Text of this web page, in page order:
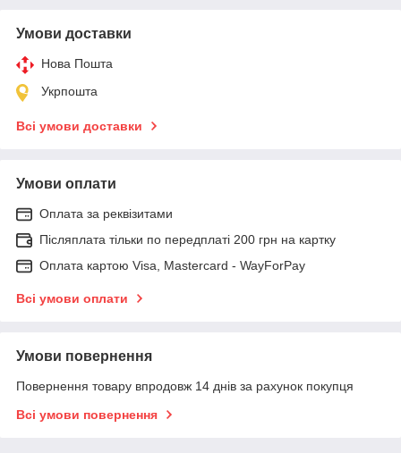
Умови доставки
Нова Пошта
Укрпошта
Всі умови доставки
Умови оплати
Оплата за реквізитами
Післяплата тільки по передплаті 200 грн на картку
Оплата картою Visa, Mastercard - WayForPay
Всі умови оплати
Умови повернення
Повернення товару впродовж 14 днів за рахунок покупця
Всі умови повернення